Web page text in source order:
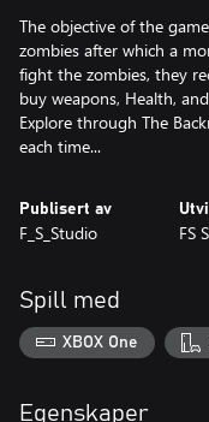
The objective of the
zombies after which a
fight the zombies, they
buy weapons, Health,
Explore through The
each time...
Publisert av
F_S_Studio FS
Spill med
XBOX One
Egenskaper